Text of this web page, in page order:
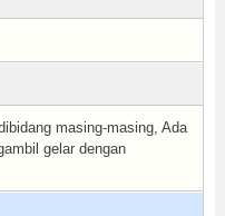
masing-masing, Ada
gelar dengan